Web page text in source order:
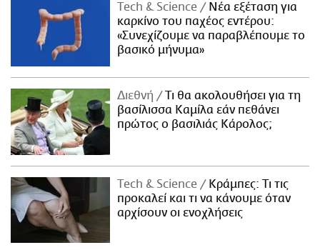
Τech & Science
Νέα εξέταση για
καρκίνο του παχέος εντέρου:
«Συνεχίζουμε να παραβλέπουμε το
βασικό μήνυμα»
Διεθνή
Τι θα ακολουθήσει για τη
βασίλισσα Καμίλα εάν πεθάνει
πρώτος ο βασιλιάς Κάρολος;
Τech & Science
Κράμπες: Τι τις
προκαλεί και τι να κάνουμε όταν
αρχίσουν οι ενοχλήσεις